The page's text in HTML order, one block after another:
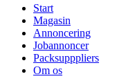
Start
Magasin
Annoncering
Jobannoncer
Packsupppliers
Om os